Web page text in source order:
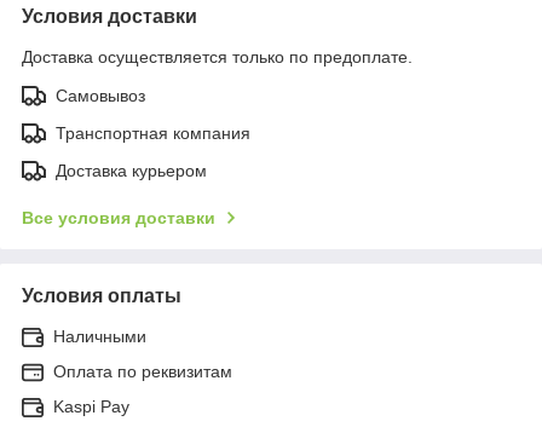
Условия доставки
Доставка осуществляется только по предоплате.
Самовывоз
Транспортная компания
Доставка курьером
Все условия доставки
Условия оплаты
Наличными
Оплата по реквизитам
Kaspi Pay